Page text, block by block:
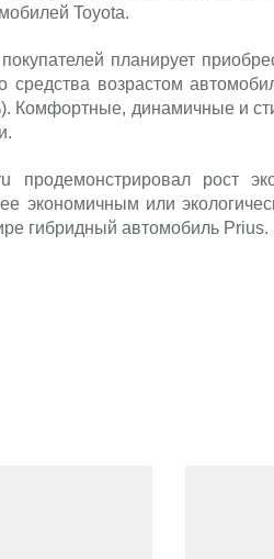
Toyota.
планирует
средства возрастом
Комфортные, динамичные и
рост
экономичным или
гибридный автомобиль Prius.